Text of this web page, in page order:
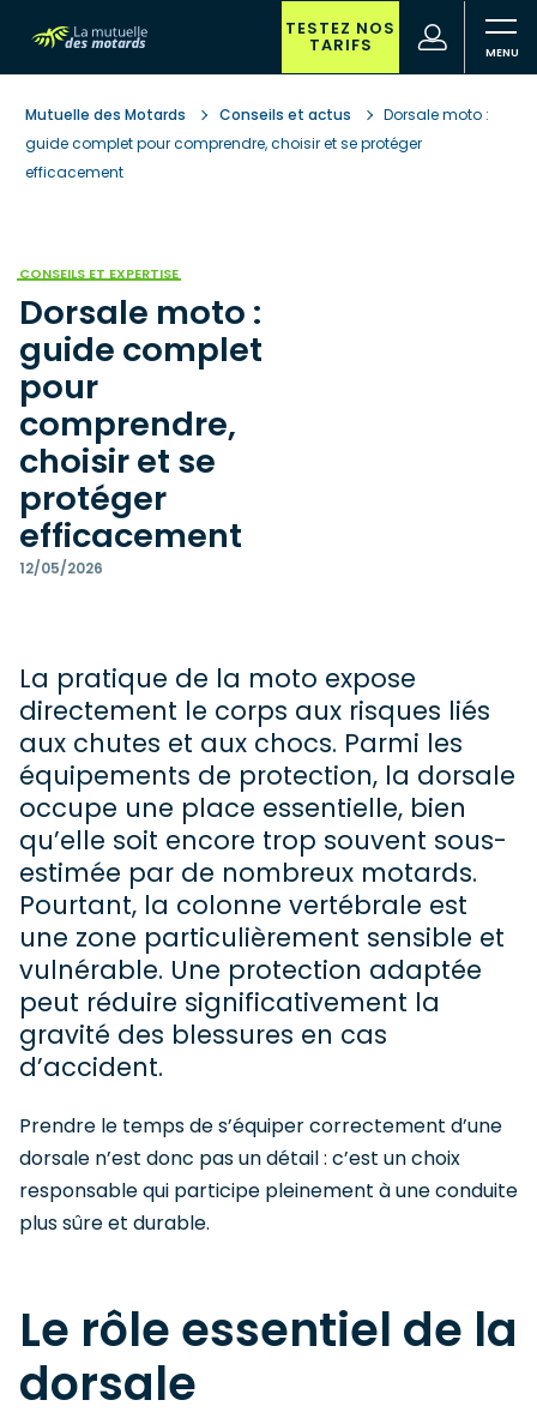
contenu
principal recherche
TESTEZ NOS
TARIFS
(nouvelle
fenêtre)
Mutuelle des Motards Conseils et actus
Dorsale moto :
guide complet pour comprendre, choisir et se protéger
efficacement
CONSEILS ET EXPERTISE
Dorsale moto :
guide complet
pour
comprendre,
choisir et se
protéger
efficacement
12/05/2026
La pratique de la moto expose
directement le corps aux risques liés
aux chutes et aux chocs. Parmi les
équipements de protection, la dorsale
occupe une place essentielle, bien
qu’elle soit encore trop souvent sous-
estimée par de nombreux motards.
Pourtant, la colonne vertébrale est
une zone particulièrement sensible et
vulnérable. Une protection adaptée
peut réduire significativement la
gravité des blessures en cas
d’accident.
Prendre le temps de s’équiper correctement d’une
dorsale n’est donc pas un détail : c’est un choix
responsable qui participe pleinement à une conduite
plus sûre et durable.
Le rôle essentiel de la
dorsale